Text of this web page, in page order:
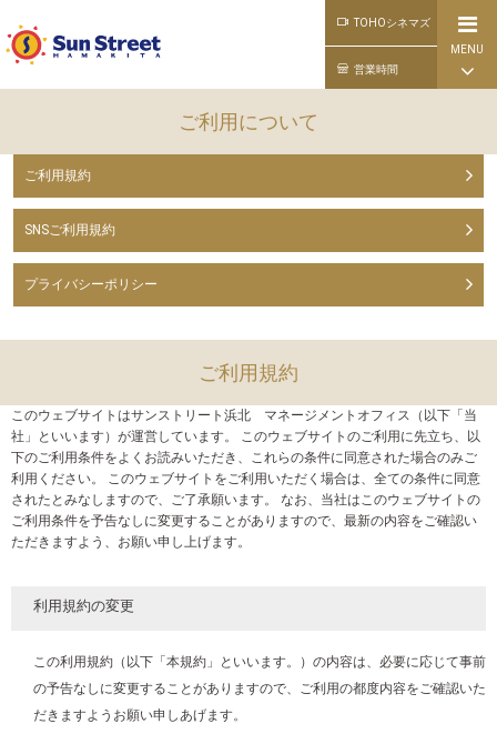
TOHOシネマズ
営業時間
MENU
公式ライン
ご利用について
ご利用規約
SNSご利用規約
プライバシーポリシー
ご利用規約
このウェブサイトはサンストリート浜北 マネージメントオフィス（以下「当
社」といいます）が運営しています。 このウェブサイトのご利用に先立ち、以
下のご利用条件をよくお読みいただき、これらの条件に同意された場合のみご
利用ください。 このウェブサイトをご利用いただく場合は、全ての条件に同意
されたとみなしますので、ご了承願います。 なお、当社はこのウェブサイトの
ご利用条件を予告なしに変更することがありますので、最新の内容をご確認い
ただきますよう、お願い申し上げます。
利用規約の変更
この利用規約（以下「本規約」といいます。）の内容は、必要に応じて事前
の予告なしに変更することがありますので、ご利用の都度内容をご確認いた
だきますようお願い申しあげます。